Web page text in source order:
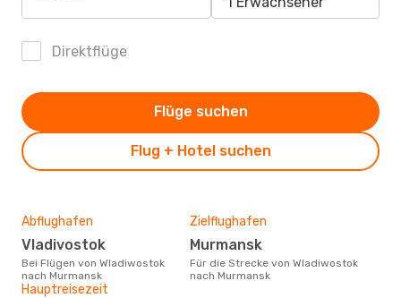
Direktflüge
Flug + Hotel suchen
Flüge suchen
Abflughafen
Vladivostok
Bei Flügen von Wladiwostok
nach Murmansk
Zielflughafen
Murmansk
Für die Strecke von Wladiwostok
nach Murmansk
Hauptreisezeit